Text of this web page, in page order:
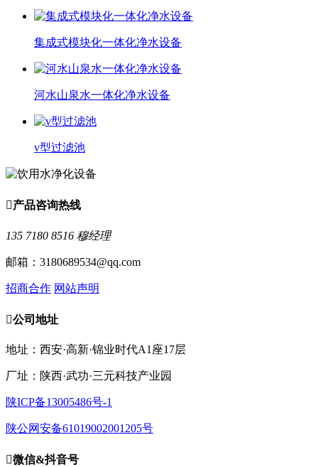
集成式模块化一体化净水设备
河水山泉水一体化净水设备
v型过滤池
产品咨询热线
135 7180 8516 穆经理
邮箱：3180689534@qq.com
招商合作 网站声明
公司地址
地址：西安·高新·锦业时代A1座17层
厂址：陕西·武功·三元科技产业园
陕ICP备13005486号-1
陕公网安备61019002001205号
微信&抖音号